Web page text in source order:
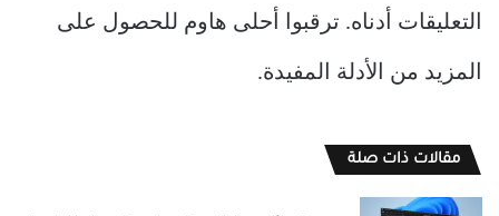
التعليقات أدناه. ترقبوا أحلى هاوم للحصول على
المزيد من الأدلة المفيدة.
مقالات ذات صلة